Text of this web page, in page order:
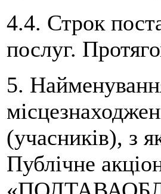
4.4. Строк
послуг.
5.
(учасників), з
Публічне